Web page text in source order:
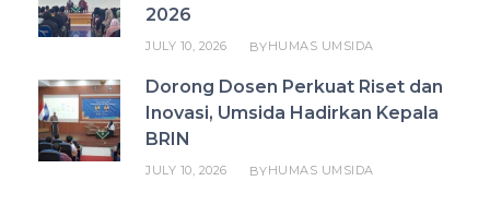
2026
JULY 10, 2026 BYHUMAS UMSIDA
Dorong Dosen Perkuat Riset dan
Inovasi, Umsida Hadirkan Kepala
BRIN
JULY 10, 2026 BYHUMAS UMSIDA